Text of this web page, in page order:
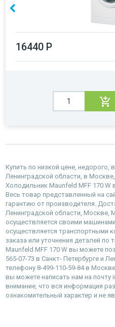
16440 Р
Купить по низкой цене, недорого,
Ленинградской области, в
Холодильник Maunfeld MFF 170 W
Весь товар представленный на
гарантию от производителя.
Ленинградской области, Москве,
осуществляется своими
осуществляется транспортными
заказа или уточнения деталей по
Maunfeld MFF 170 W вы можете
565-07-73 в Санкт- Петербурге и
телефону 8-499-110-59-84 в
вы можете написать нам на почту
внимание, что вся информация
ознакомительный характер и не